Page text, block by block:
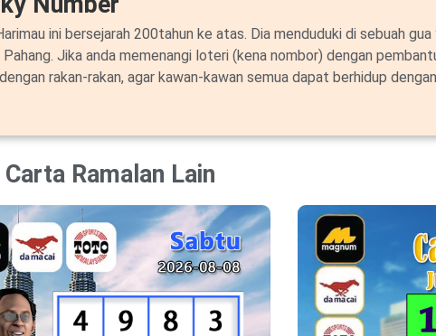
ini bersejarah 200tahun ke atas. Dia menduduki di sebuah
Jika anda memenangi loteri (kena nombor) dengan
rakan-rakan, agar kawan-kawan semua dapat berhidup
Carta Ramalan Lain